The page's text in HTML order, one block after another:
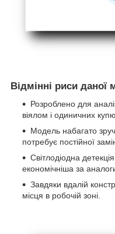
Відмінні риси даної
Розроблено для
віялом і одиничних
Модель набагато
потребує постійної
Світлодіодна
економічніша за
Завдяки вдалій
місця в робочій зоні.